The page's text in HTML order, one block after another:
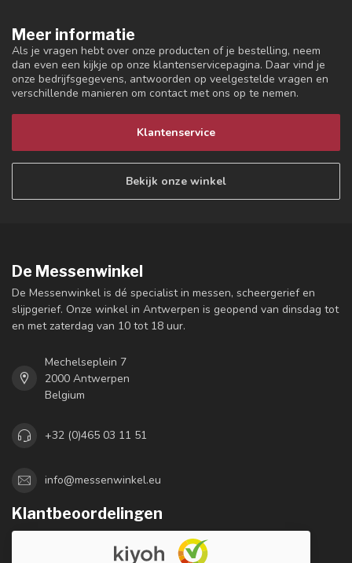
Meer informatie
Als je vragen hebt over onze producten of je bestelling, neem
dan even een kijkje op onze klantenservicepagina. Daar vind je
onze bedrijfsgegevens, antwoorden op veelgestelde vragen en
verschillende manieren om contact met ons op te nemen.
Klantenservice
Bekijk onze winkel
De Messenwinkel
De Messenwinkel is dé specialist in messen, scheergerief en
slijpgerief. Onze winkel in Antwerpen is geopend van dinsdag tot
en met zaterdag van 10 tot 18 uur.
Mechelseplein 7
2000 Antwerpen
Belgium
+32 (0)465 03 11 51
info@messenwinkel.eu
Klantbeoordelingen